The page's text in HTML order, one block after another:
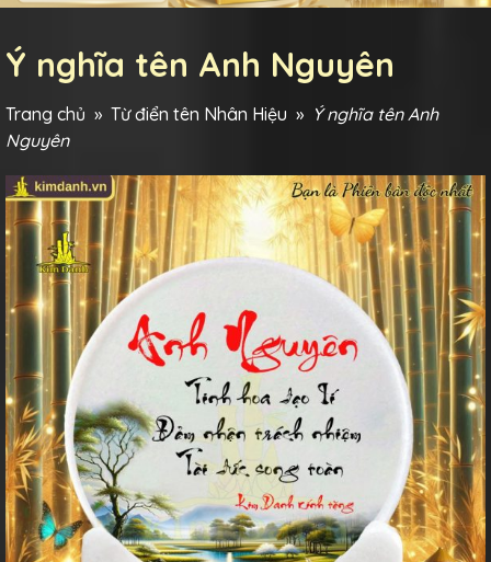
Ý nghĩa tên Anh Nguyên
Trang chủ » Từ điển tên Nhân Hiệu » Ý nghĩa tên Anh
Nguyên